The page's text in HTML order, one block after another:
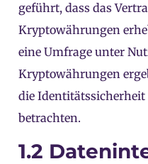
geführt, dass das
Kryptowährungen
eine Umfrage unter
Kryptowährungen
die
betrachten.
1.2